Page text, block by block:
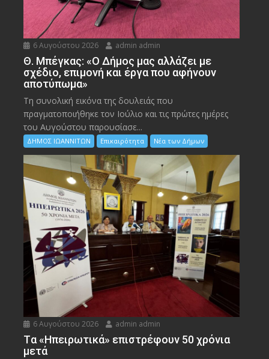
6 Αυγούστου 2026 admin admin
Θ. Μπέγκας: «Ο Δήμος μας αλλάζει με
σχέδιο, επιμονή και έργα που αφήνουν
αποτύπωμα»
Τη συνολική εικόνα της δουλειάς που
πραγματοποιήθηκε τον Ιούλιο και τις πρώτες ημέρες
του Αυγούστου παρουσίασε...
ΔΗΜΟΣ ΙΩΑΝΝΙΤΩΝ Επικαιρότητα Νέα των Δήμων
6 Αυγούστου 2026 admin admin
Tα «Ηπειρωτικά» επιστρέφουν 50 χρόνια
μετά